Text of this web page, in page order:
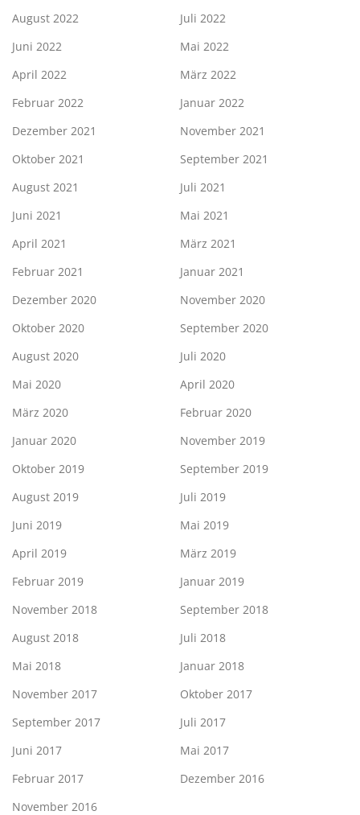
August 2022
Juli 2022
Juni 2022
Mai 2022
April 2022
März 2022
Februar 2022
Januar 2022
Dezember 2021
November 2021
Oktober 2021
September 2021
August 2021
Juli 2021
Juni 2021
Mai 2021
April 2021
März 2021
Februar 2021
Januar 2021
Dezember 2020
November 2020
Oktober 2020
September 2020
August 2020
Juli 2020
Mai 2020
April 2020
März 2020
Februar 2020
Januar 2020
November 2019
Oktober 2019
September 2019
August 2019
Juli 2019
Juni 2019
Mai 2019
April 2019
März 2019
Februar 2019
Januar 2019
November 2018
September 2018
August 2018
Juli 2018
Mai 2018
Januar 2018
November 2017
Oktober 2017
September 2017
Juli 2017
Juni 2017
Mai 2017
Februar 2017
Dezember 2016
November 2016